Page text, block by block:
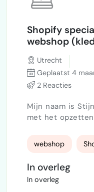
Shopify
webshop
Utrecht
Geplaatst 4
2 Reacties
Mijn naam is
met het
fase van het
op zoek naar
kan helpen met
professionele webshop. Ik zou
graag via
webshop
In overleg
In overleg